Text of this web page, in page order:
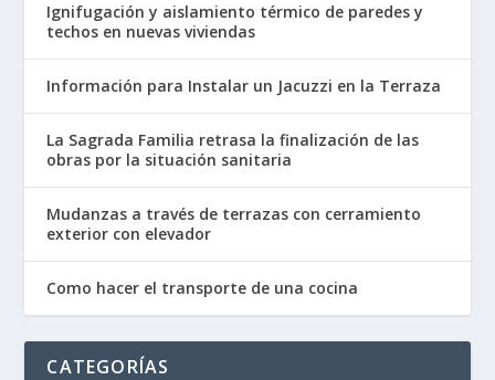
Ignifugación y aislamiento térmico de paredes y
techos en nuevas viviendas
Información para Instalar un Jacuzzi en la Terraza
La Sagrada Familia retrasa la finalización de las
obras por la situación sanitaria
Mudanzas a través de terrazas con cerramiento
exterior con elevador
Como hacer el transporte de una cocina
CATEGORÍAS